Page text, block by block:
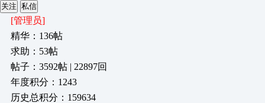
关注 私信
[管理员]
精华：136帖
求助：53帖
帖子：3592帖 | 22897回
年度积分：1243
历史总积分：159634